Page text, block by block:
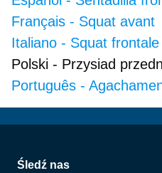
Français - Squat avant
Italiano - Squat frontale
Polski - Przysiad
Português -
Stopka
Śledź nas